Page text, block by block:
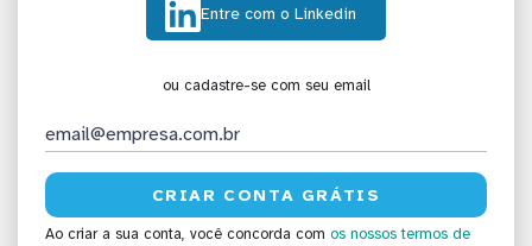
Entre com o Linkedin
ou cadastre-se com seu email
Ao criar a sua conta, você concorda com os nossos termos de